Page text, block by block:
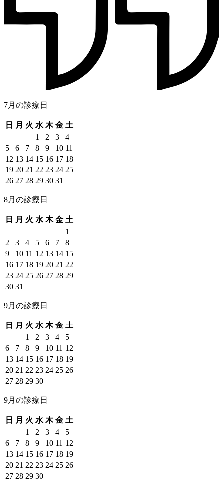
7月の診療日
日 月 火 水 木 金 土
1
2 3
4
5
6 7 8 9 10 11
12 13 14 15 16 17 18
19 20 21 22 23 24 25
26 27 28 29 30 31
8月の診療日
日 月 火 水 木 金 土
1
2
3 4 5 6 7
8
9
10 11 12 13 14 15
16 17 18 19 20 21 22
23 24 25 26 27 28 29
30 31
9月の診療日
日 月 火 水 木 金 土
1
2 3 4
5
6
7 8 9 10 11 12
13 14 15 16 17 18 19
20 21 22 23 24 25 26
27 28 29 30
9月の診療日
日 月 火 水 木 金 土
1
2 3 4
5
6
7 8 9 10 11 12
13 14 15 16 17 18 19
20 21 22 23 24 25 26
27 28 29 30